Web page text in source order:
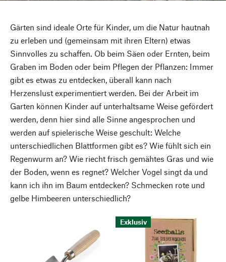
Gärten sind ideale Orte für Kinder, um die Natur hautnah
zu erleben und (gemeinsam mit ihren Eltern) etwas
Sinnvolles zu schaffen. Ob beim Säen oder Ernten, beim
Graben im Boden oder beim Pflegen der Pflanzen: Immer
gibt es etwas zu entdecken, überall kann nach
Herzenslust experimentiert werden. Bei der Arbeit im
Garten können Kinder auf unterhaltsame Weise gefördert
werden, denn hier sind alle Sinne angesprochen und
werden auf spielerische Weise geschult: Welche
unterschiedlichen Blattformen gibt es? Wie fühlt sich ein
Regenwurm an? Wie riecht frisch gemähtes Gras und wie
der Boden, wenn es regnet? Welcher Vogel singt da und
kann ich ihn im Baum entdecken? Schmecken rote und
gelbe Himbeeren unterschiedlich?
Exklusiv